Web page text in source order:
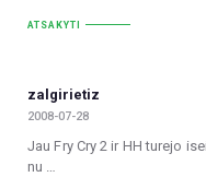
ATSAKYTI
zalgirietiz
2008-07-28
Jau Fry Cry 2 ir HH turejo
nu …